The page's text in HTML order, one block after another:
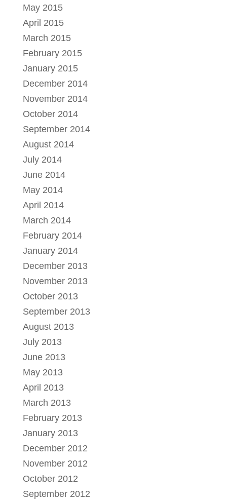
May 2015
April 2015
March 2015
February 2015
January 2015
December 2014
November 2014
October 2014
September 2014
August 2014
July 2014
June 2014
May 2014
April 2014
March 2014
February 2014
January 2014
December 2013
November 2013
October 2013
September 2013
August 2013
July 2013
June 2013
May 2013
April 2013
March 2013
February 2013
January 2013
December 2012
November 2012
October 2012
September 2012